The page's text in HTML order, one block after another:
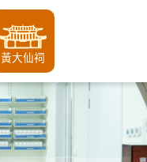
黃大仙祠